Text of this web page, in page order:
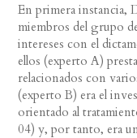
En primera instancia,
miembros del grupo
intereses con el
ellos (experto A)
relacionados con
(experto B) era el
orientado al
04) y, por tanto, era